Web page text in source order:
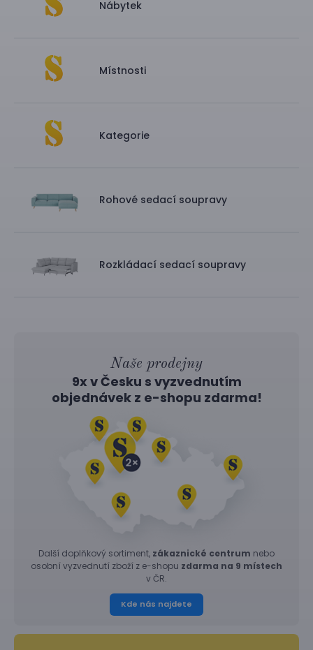
Nábytek
Místnosti
Kategorie
Rohové sedací soupravy
Rozkládací sedací soupravy
Naše prodejny
9x v Česku s vyzvednutím
objednávek z e-shopu zdarma!
Další doplňkový sortiment, zákaznické centrum nebo
osobní vyzvednutí zboží z e-shopu zdarma na 9 místech
v ČR.
Kde nás najdete